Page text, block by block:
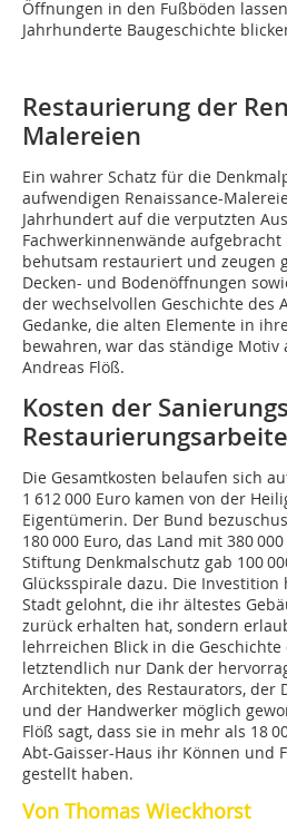
Öffnungen in den Fußböden
Jahrhunderte Baugeschichte
Restaurierung der
Malereien
Ein wahrer Schatz für die
aufwendigen Renaissance-
Jahrhundert auf die verputzten
Fachwerkinnenwände
behutsam restauriert und zeugen
Decken- und Bodenöffnungen
der wechselvollen Geschichte des
Gedanke, die alten Elemente in
bewahren, war das ständige Motiv
Andreas Flöß.
Kosten der
Die Gesamtkosten belaufen sich
1 612 000 Euro kamen von der
Eigentümerin. Der Bund
180 000 Euro, das Land mit 380
Stiftung Denkmalschutz gab 100
Glücksspirale dazu. Die
Stadt gelohnt, die ihr ältestes
zurück erhalten hat, sondern
lehrreichen Blick in die Geschichte
letztendlich nur Dank der
Architekten, des Restaurators, der
und der Handwerker möglich
Flöß sagt, dass sie in mehr als 18
Abt-Gaisser-Haus ihr Können und
gestellt haben.
Von Thomas Wieckhorst